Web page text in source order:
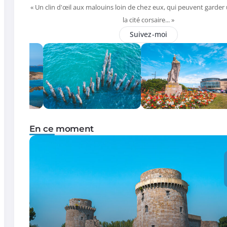
« Un clin d'œil aux malouins loin de chez eux, qui peuvent garder
la cité corsaire... »
Suivez-moi
En ce moment